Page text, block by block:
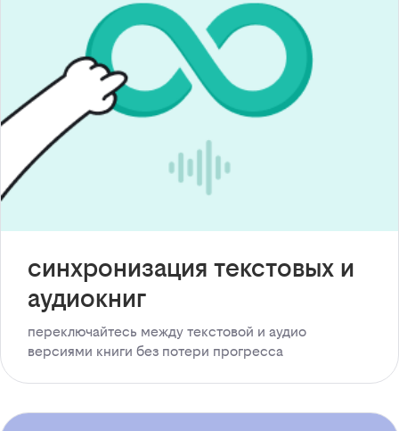
синхронизация текстовых и
аудиокниг
переключайтесь между текстовой и аудио
версиями книги без потери прогресса